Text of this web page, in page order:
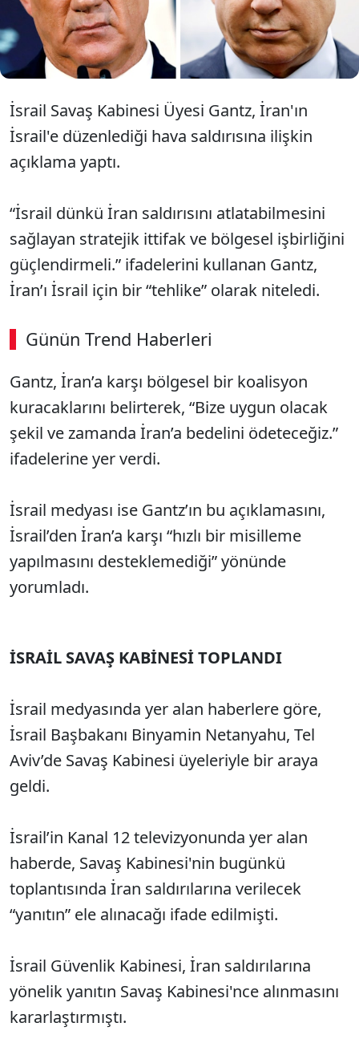
saldırısı sonrası "tüm seçenekleri
değerlendirdiklerini" açıkladı.
İsrail Savaş Kabinesi Üyesi Gantz, İran'ın
İsrail'e düzenlediği hava saldırısına ilişkin
açıklama yaptı.
“İsrail dünkü İran saldırısını atlatabilmesini
sağlayan stratejik ittifak ve bölgesel işbirliğini
güçlendirmeli.” ifadelerini kullanan Gantz,
İran’ı İsrail için bir “tehlike” olarak niteledi.
Günün Trend Haberleri
Gantz, İran’a karşı bölgesel bir koalisyon
kuracaklarını belirterek, “Bize uygun olacak
şekil ve zamanda İran’a bedelini ödeteceğiz.”
ifadelerine yer verdi.
İsrail medyası ise Gantz’ın bu açıklamasını,
İsrail’den İran’a karşı “hızlı bir misilleme
yapılmasını desteklemediği” yönünde
yorumladı.
İSRAİL SAVAŞ KABİNESİ TOPLANDI
İsrail medyasında yer alan haberlere göre,
İsrail Başbakanı Binyamin Netanyahu, Tel
Aviv’de Savaş Kabinesi üyeleriyle bir araya
geldi.
İsrail’in Kanal 12 televizyonunda yer alan
haberde, Savaş Kabinesi'nin bugünkü
toplantısında İran saldırılarına verilecek
“yanıtın” ele alınacağı ifade edilmişti.
İsrail Güvenlik Kabinesi, İran saldırılarına
yönelik yanıtın Savaş Kabinesi'nce alınmasını
kararlaştırmıştı.